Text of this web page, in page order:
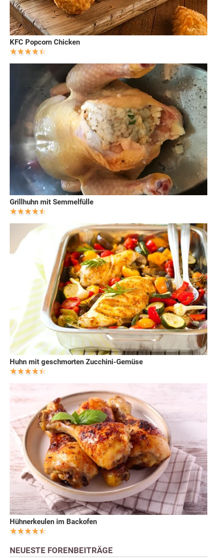
KFC Popcorn Chicken
Grillhuhn mit Semmelfülle
Huhn mit geschmorten Zucchini-Gemüse
Hühnerkeulen im Backofen
NEUESTE FORENBEITRÄGE